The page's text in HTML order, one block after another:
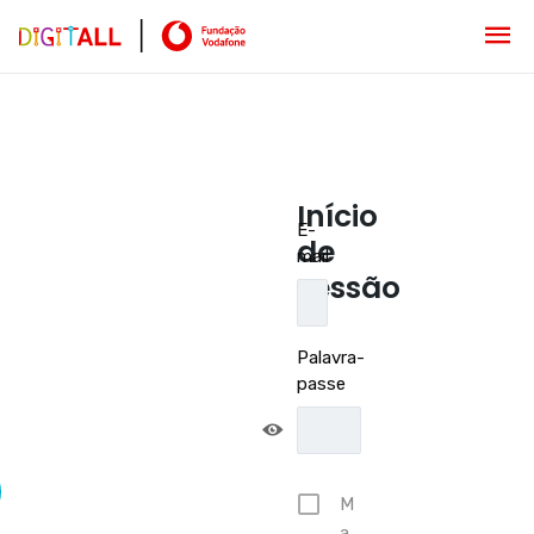
Início
de
sessão
E-
mail
Palavra-
passe
M